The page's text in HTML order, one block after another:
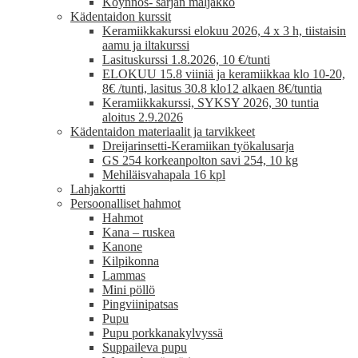
Kädentaidon kurssit
Keramiikkakurssi elokuu 2026, 4 x 3 h, tiistaisin
aamu ja iltakurssi
Lasituskurssi 1.8.2026, 10 €/tunti
ELOKUU 15.8 viiniä ja keramiikkaa klo 10-20,
8€ /tunti, lasitus 30.8 klo12 alkaen 8€/tuntia
Keramiikkakurssi, SYKSY 2026, 30 tuntia
aloitus 2.9.2026
Kädentaidon materiaalit ja tarvikkeet
Dreijarinsetti-Keramiikan työkalusarja
GS 254 korkeanpolton savi 254, 10 kg
Mehiläisvahapala 16 kpl
Lahjakortti
Persoonalliset hahmot
Hahmot
Kana – ruskea
Kanone
Kilpikonna
Lammas
Mini pöllö
Pingviinipatsas
Pupu
Pupu porkkanakylvyssä
Suppaileva pupu